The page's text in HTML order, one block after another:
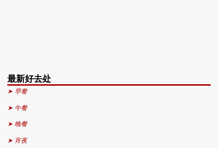
最新好去处
➤ 早餐
➤ 午餐
➤ 晚餐
➤ 宵夜